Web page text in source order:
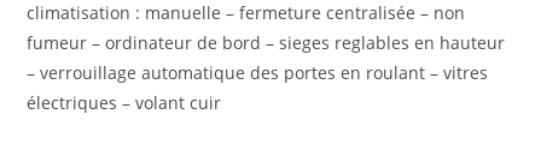
climatisation : manuelle – fermeture centralisée – non
fumeur – ordinateur de bord – sieges reglables en hauteur
– verrouillage automatique des portes en roulant – vitres
électriques – volant cuir